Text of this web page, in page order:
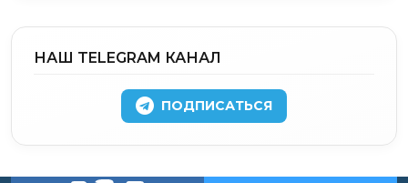
НАШ TELEGRAM КАНАЛ
ПОДПИСАТЬСЯ